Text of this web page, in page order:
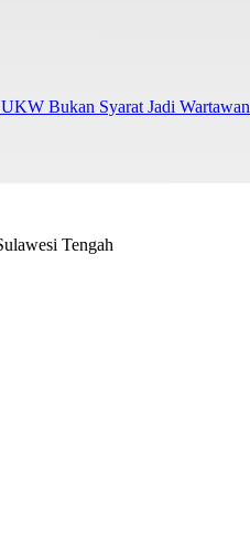
Bukan Syarat Jadi Wartawan
Tengah